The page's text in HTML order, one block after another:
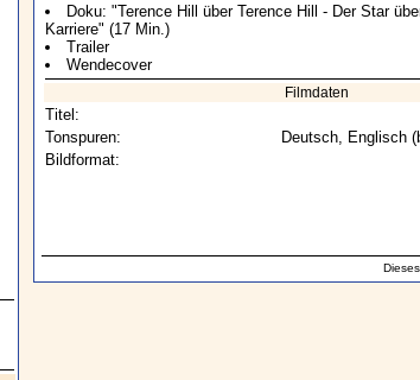
Doku: "Terence Hill über Terence Hill - Der Star
Karriere" (17 Min.)
Trailer
Wendecover
Filmdaten
Titel:
Tonspuren:
Deutsch, Englisch
Bildformat: